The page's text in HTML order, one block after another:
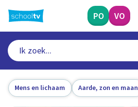
naar
hoofdinhoud
PO VO
Mens en lichaam Aarde, zon en maan